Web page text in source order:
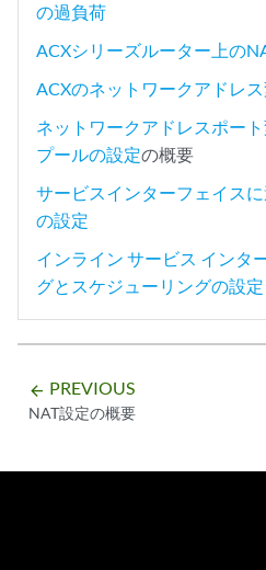
の過負荷
ACXシリーズルーター上の
ACXのネットワークアドレ
ネットワークアドレスポー
プールの設定の概要
サービスインターフェイス
の設定
インライン サービス インタ
グとスケジューリングの設定
arrow_backward PREVIOUS
NAT設定の概要